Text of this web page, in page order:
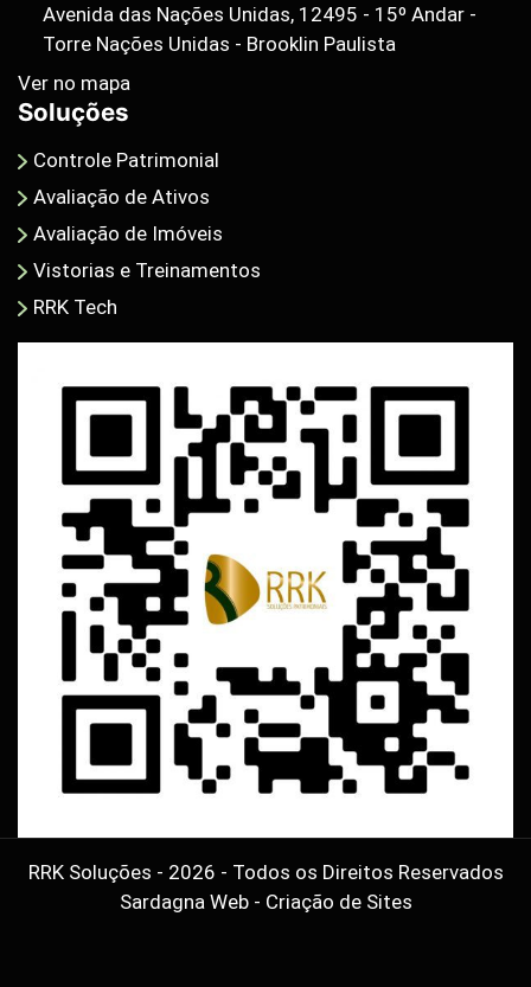
Avenida das Nações Unidas, 12495 - 15º Andar -
Torre Nações Unidas - Brooklin Paulista
Ver no mapa
Soluções
Controle Patrimonial
Avaliação de Ativos
Avaliação de Imóveis
Vistorias e Treinamentos
RRK Tech
RRK Soluções - 2026 - Todos os Direitos Reservados
Sardagna Web - Criação de Sites